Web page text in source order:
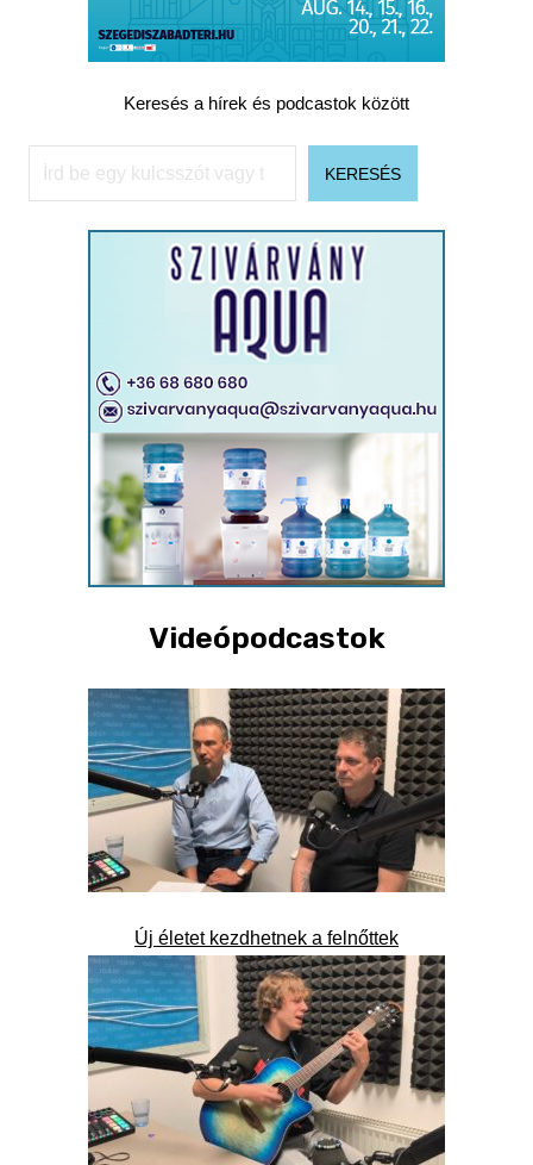
Keresés a hírek és podcastok között
Keresés
KERESÉS
Videópodcastok
Új életet kezdhetnek a felnőttek